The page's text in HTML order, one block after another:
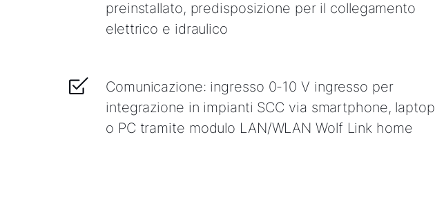
preinstallato, predisposizione per il collegamento
elettrico e idraulico
Comunicazione: ingresso 0-10 V ingresso per
integrazione in impianti SCC via smartphone, laptop
o PC tramite modulo LAN/WLAN Wolf Link home